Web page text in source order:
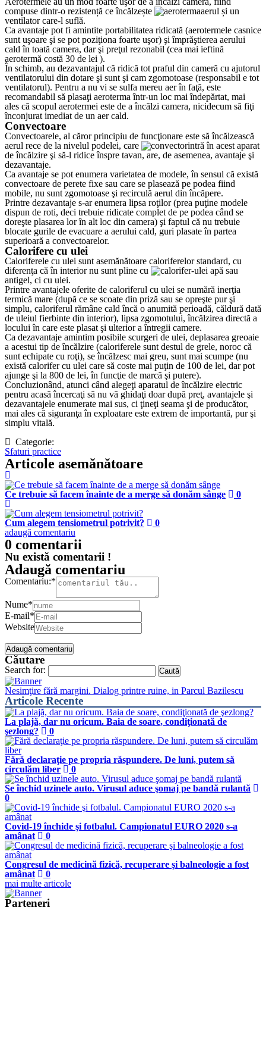
compuse dintr-o rezistență ce încălzește
aerul și un
ventilator care-l suflă.
Ca avantaje pot fi amintite portabilitatea ridicată (aerotermele casnice
sunt uşoare şi se pot poziţiona foarte uşor) şi împrăştierea aerului
cald în toată camera, dar şi preţul rezonabil (cea mai ieftină
aerotermă costă 30 de lei ).
În schimb, au dezavantajul că ridică tot praful din cameră cu ajutorul
ventilatorului din dotare şi sunt şi cam zgomotoase (responsabil e tot
ventilatorul). Pentru a nu vi se sulfa mereu aer în faţă, este
recomandabil să plasaţi aeroterma într-un loc mai îndepărtat, mai
ales că scopul aerotermei este de a încălzi camera, nicidecum să fiţi
înconjurat imediat de un aer cald.
Convectoare
Convectoarele, al căror principiu de funcţionare este să încălzească
aerul rece de la nivelul podelei, care
intră în acest aparat
de încălzire şi să-l ridice înspre tavan, are, de asemenea, avantaje şi
dezavantaje.
Ca avantaje se pot enumera varietatea de modele, în sensul că există
convectoare de perete fixe sau care se plasează pe podea fiind
mobile, nu sunt zgomotoase şi recirculă aerul din încăpere.
Printre dezavantaje s-ar enumera lipsa roţilor (prea puţine modele
dispun de roti, deci trebuie ridicate complet de pe podea când se
doreşte plasarea lor în alt loc din camera) şi faptul că nu trebuie
blocate gurile de evacuare a aerului cald, guri plasate în partea
superioară a convectoarelor.
Calorifere cu ulei
Caloriferele cu ulei sunt asemănătoare caloriferelor standard, cu
diferenţa că în interior nu sunt pline cu
apă sau
antigel, ci cu ulei.
Printre avantajele oferite de caloriferul cu ulei se numără inerţia
termică mare (după ce se scoate din priză sau se opreşte pur şi
simplu, caloriferul rămâne cald încă o anumită perioadă, căldură dată
de uleiul fierbinte din interior), lipsa zgomotului, încălzirea directă a
locului în care este plasat şi ulterior a întregii camere.
Ca dezavantaje amintim posibile scurgeri de ulei, deplasarea greoaie
a acestui tip de încălzire (caloriferele sunt destul de grele, noroc că
sunt echipate cu roţi), se încălzesc mai greu, sunt mai scumpe (nu
există calorifer cu ulei care să coste mai puţin de 100 de lei, dar pot
ajunge şi la 800 de lei, în funcţie de marcă şi putere).
Concluzionând, atunci când alegeţi aparatul de încălzire electric
pentru acasă încercaţi să nu vă ghidaţi doar după preţ, avantajele şi
dezavantajele enumerate mai sus, ci ţineţi seama şi de producător,
mai ales că siguranţa în exploatare este extrem de importantă, pur şi
simplu vitală.
Categorie:
Sfaturi practice
Articole asemănătoare
Ce trebuie să facem înainte de a merge să donăm sânge 0
Cum alegem tensiometrul potrivit?
0
adaugă comentariu
0 comentarii
Nu există comentarii !
Adaugă comentariu
Comentariu:*
Nume*
E-mail*
Website
Căutare
Search for:
Nesimţire fără margini. Dialog printre ruine, in Parcul Bazilescu
Articole Recente
La plajă, dar nu oricum. Baia de soare, condiţionată de
şezlong?
0
Fără declaraţie pe propria răspundere. De luni, putem să
circulăm liber
0
Se închid uzinele auto. Virusul aduce şomaj pe bandă rulantă
0
Covid-19 închide şi fotbalul. Campionatul EURO 2020 s-a
amânat
0
Congresul de medicină fizică, recuperare şi balneologie a fost
amânat
0
mai multe articole
Parteneri